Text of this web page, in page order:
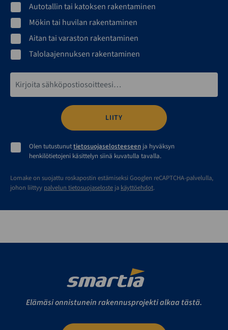
Autotallin tai katoksen rakentaminen
Mökin tai huvilan rakentaminen
Aitan tai varaston rakentaminen
Talolaajennuksen rakentaminen
Olen tutustunuttietosuojaselosteeseen ja hyväksyn
henkilötietojeni käsittelyn siinä kuvatulla tavalla.
Lomake on suojattu roskapostin estämiseksi Googlen reCAPTCHA-palvelulla,
johon liittyy palvelun tietosuojaseloste ja käyttöehdot.
Elämäsi onnistunein rakennusprojekti alkaa tästä.